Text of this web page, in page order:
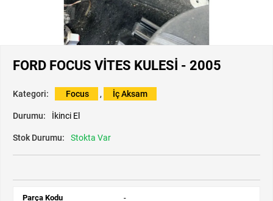
FORD FOCUS VİTES KULESİ - 2005
Kategori: Focus , İç Aksam
Durumu: İkinci El
Stok Durumu: Stokta Var
Parça Kodu -